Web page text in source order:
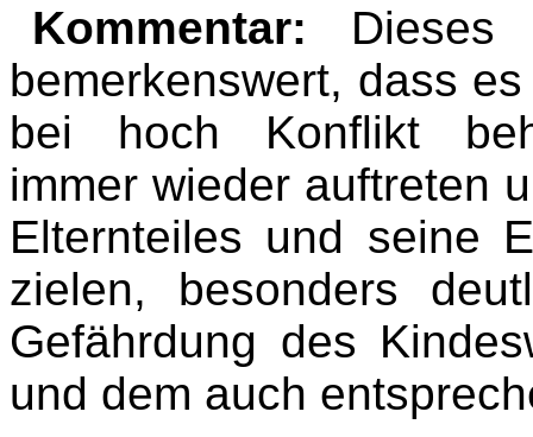
Kommentar:
bemerkenswert, dass
bei hoch Konflikt
immer wieder auftreten
Elternteiles und seine
zielen, besonders
Gefährdung des
und dem auch